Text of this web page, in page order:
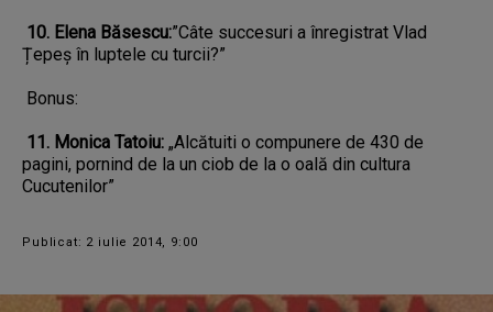
10. Elena Băsescu:”Câte succesuri a înregistrat Vlad
Țepeș în luptele cu turcii?”
Bonus:
11. Monica Tatoiu: „Alcătuiti o compunere de 430 de
pagini, pornind de la un ciob de la o oală din cultura
Cucutenilor”
Publicat: 2 iulie 2014, 9:00